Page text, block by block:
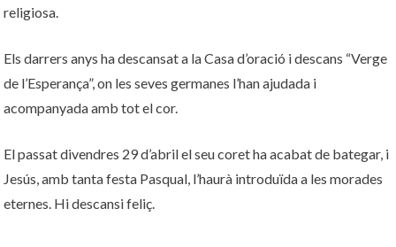
religiosa.
Els darrers anys ha descansat a la Casa d’oració i descans “Verge
de l’Esperança”, on les seves germanes l’han ajudada i
acompanyada amb tot el cor.
El passat divendres 29 d’abril el seu coret ha acabat de bategar, i
Jesús, amb tanta festa Pasqual, l’haurà introduïda a les morades
eternes. Hi descansi feliç.